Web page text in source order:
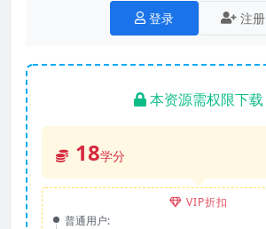
登录 注册
本资源需权限下载
18学分
VIP折扣
普通用户: